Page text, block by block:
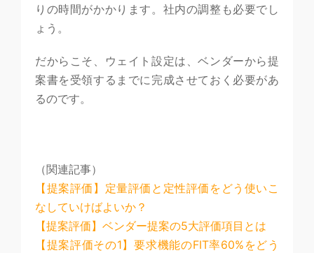
りの時間がかかります。社内の調整も必要でし
ょう。
だからこそ、ウェイト設定は、ベンダーから提
案書を受領するまでに完成させておく必要があ
るのです。
（関連記事）
【提案評価】定量評価と定性評価をどう使いこ
なしていけばよいか？
【提案評価】ベンダー提案の5大評価項目とは
【提案評価その1】要求機能のFIT率60%をどう